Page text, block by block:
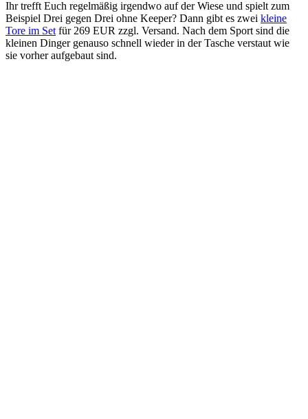
Ihr trefft Euch regelmäßig irgendwo auf der Wiese und spielt zum
Beispiel Drei gegen Drei ohne Keeper? Dann gibt es zwei kleine
Tore im Set für 269 EUR zzgl. Versand. Nach dem Sport sind die
kleinen Dinger genauso schnell wieder in der Tasche verstaut wie
sie vorher aufgebaut sind.